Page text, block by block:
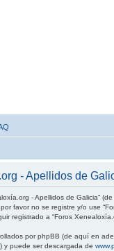
- Apellidos de
- Apellidos de Galicia”
favor no se registre y/o use
registrado a “Foros
por phpBB (de aquí en
y puede ser descargada de